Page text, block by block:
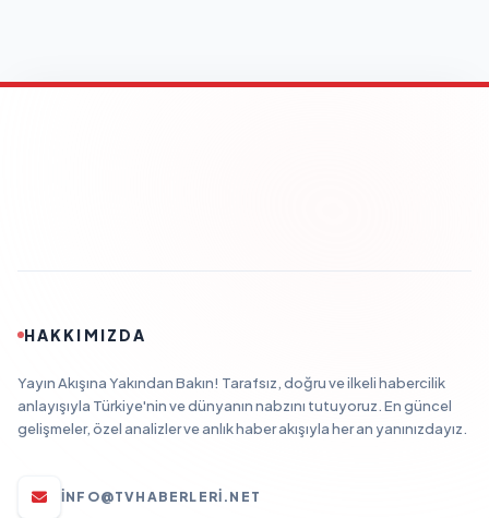
HAKKIMIZDA
Yayın Akışına Yakından Bakın! Tarafsız, doğru ve ilkeli habercilik
anlayışıyla Türkiye'nin ve dünyanın nabzını tutuyoruz. En güncel
gelişmeler, özel analizler ve anlık haber akışıyla her an yanınızdayız.
INFO@TVHABERLERI.NET